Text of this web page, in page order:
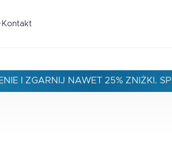
Kontakt
I ZGARNIJ NAWET 25% ZNIŻKI.